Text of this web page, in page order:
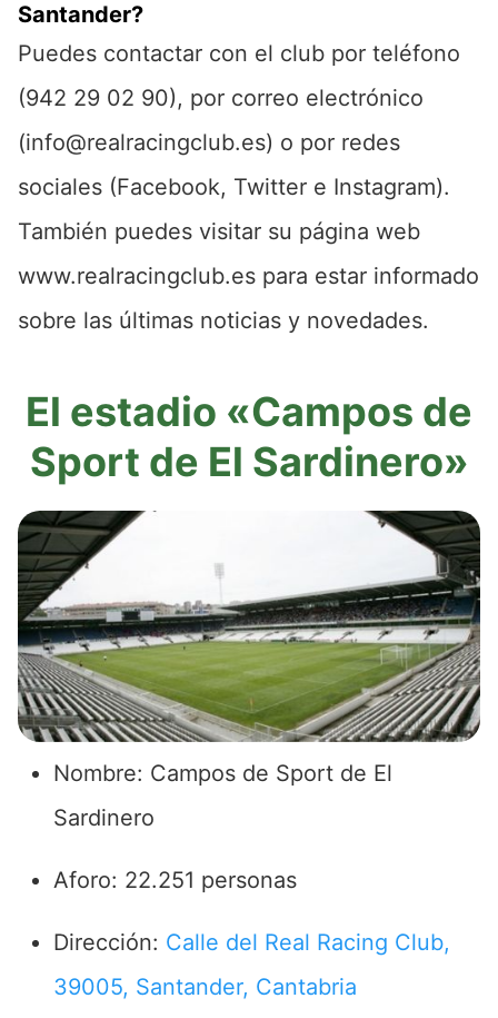
Santander?
Puedes contactar con el club por teléfono
(942 29 02 90), por correo electrónico
(info@realracingclub.es) o por redes
sociales (Facebook, Twitter e Instagram).
También puedes visitar su página web
www.realracingclub.es para estar informado
sobre las últimas noticias y novedades.
El estadio «Campos de
Sport de El Sardinero»
Nombre: Campos de Sport de El
Sardinero
Aforo: 22.251 personas
Dirección: Calle del Real Racing Club,
39005, Santander, Cantabria